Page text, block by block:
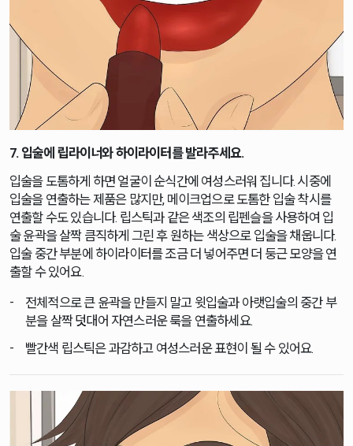
7. 입술에 립라이너와 하이라이터를 발라주세요.
입술을 도톰하게 하면 얼굴이 순식간에 여성스러워 집니다. 시중에
입술을 연출하는 제품은 많지만, 메이크업으로 도톰한 입술 착시를
연출할 수도 있습니다. 립스틱과 같은 색조의 립펜슬을 사용하여 입
술 윤곽을 살짝 큼직하게 그린 후 원하는 색상으로 입술을 채웁니다.
입술 중간 부분에 하이라이터를 조금 더 넣어주면 더 둥근 모양을 연
출할 수 있어요.
전체적으로 큰 윤곽을 만들지 말고 윗입술과 아랫입술의 중간 부
분을 살짝 덧대어 자연스러운 룩을 연출하세요.
빨간색 립스틱은 과감하고 여성스러운 표현이 될 수 있어요.